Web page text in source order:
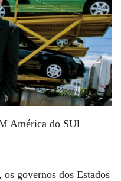
América do SUl
governos dos Estados